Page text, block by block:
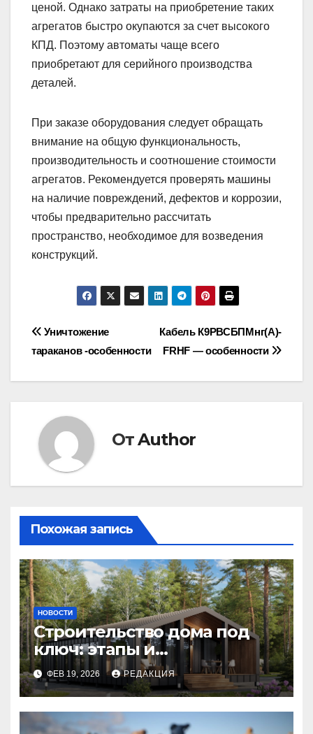
ценой. Однако затраты на приобретение таких
агрегатов быстро окупаются за счет высокого
КПД. Поэтому автоматы чаще всего
приобретают для серийного производства
деталей.
При заказе оборудования следует обращать
внимание на общую функциональность,
производительность и соотношение стоимости
агрегатов. Рекомендуется проверять машины
на наличие повреждений, дефектов и коррозии,
чтобы предварительно рассчитать
пространство, необходимое для возведения
конструкций.
Навигация
по
Кабель К9РВСБПМнг(А)-
FRHF — особенности
Уничтожение
тараканов -особенности
ОтAuthor
Похожая запись
НОВОСТИ
Строительство дома под
ключ: этапы и
планирование бюджета
ФЕВ 19, 2026 РЕДАКЦИЯ